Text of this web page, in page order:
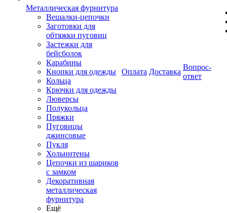
Металлическая фурнитура
Вешалки-цепочки
Заготовки для
обтяжки пуговиц
Застежки для
бейсболок
Карабины
Кнопки для одежды
Кольца
Крючки для одежды
Люверсы
Полукольца
Пряжки
Пуговицы
джинсовые
Пукля
Хольнитены
Цепочки из шариков
с замком
Декоративная
металлическая
фурнитура
Ещё
Оплата Доставка
Вопрос-
ответ